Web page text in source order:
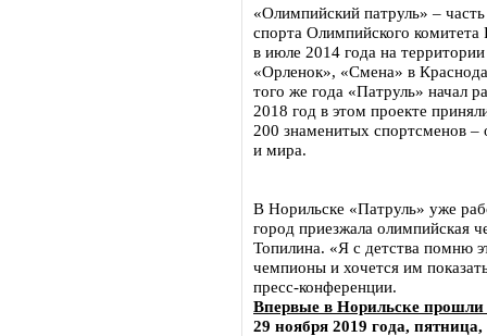
«Олимпийский патруль» –
спорта Олимпийского
в июле 2014 года на
«Орленок», «Смена» в
того же года «Патруль» начал
2018 год в этом проекте
200 знаменитых спортсменов
и мира.
В Норильске «Патруль» уже
город приезжала олимпийская
Топилина. «Я с детства помню
чемпионы и хочется им
пресс-конференции.
Впервые в Норильске
29 ноября 2019 года, пятница,